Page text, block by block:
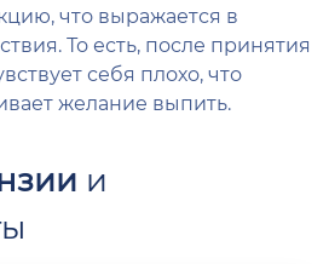
что выражается в
То есть, после принятия
себя плохо, что
желание выпить.
и